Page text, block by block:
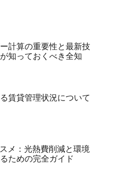
ー計算の重要性と最新技
知っておくべき全知
賃貸管理状況について
メ：光熱費削減と環境
ための完全ガイド